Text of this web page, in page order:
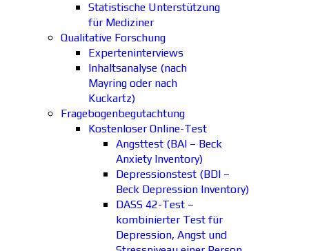
Statistische Unterstützung
für Mediziner
Qualitative Forschung
Experteninterviews
Inhaltsanalyse (nach
Mayring oder nach
Kuckartz)
Fragebogenbegutachtung
Kostenloser Online-Test
Angsttest (BAI – Beck
Anxiety Inventory)
Depressionstest (BDI –
Beck Depression Inventory)
DASS 42-Test –
kombinierter Test für
Depression, Angst und